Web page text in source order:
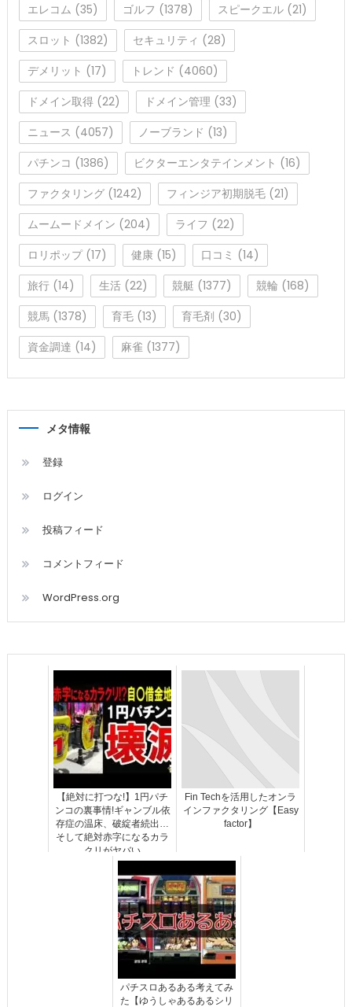
エレコム (35) ゴルフ (1378) スピークエル(21)
スロット (1382) セキュリティ (28)
デメリット (17) トレンド (4060)
ドメイン取得(22) ドメイン管理 (33)
ニュース (4057) ノーブランド (13)
パチンコ (1386) ビクターエンタテインメント (16)
ファクタリング(1242) フィンジア初期脱毛(21)
ムームードメイン (204) ライフ (22)
ロリポップ(17) 健康(15) 口コミ (14)
旅行(14) 生活(22) 競艇 (1377) 競輪 (168)
競馬(1378) 育毛(13) 育毛剤 (30)
資金調達 (14) 麻雀 (1377)
メタ情報
登録
ログイン
投稿フィード
コメントフィード
WordPress.org
【絶対に打つな!】1円パチ
ンコの裏事情!ギャンブル依
存症の温床、破綻者続出…
そして絶対赤字になるカラ
クリがヤバい
Fin Techを活用したオンラ
インファクタリング【Easy
factor】
パチスロあるある考えてみ
た【ゆうしゃあるあるシリ